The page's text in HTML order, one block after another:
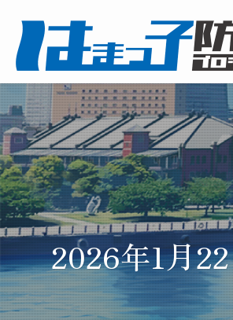
2026年1月